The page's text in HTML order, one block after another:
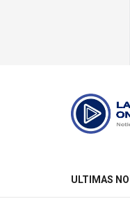
ULTIMAS